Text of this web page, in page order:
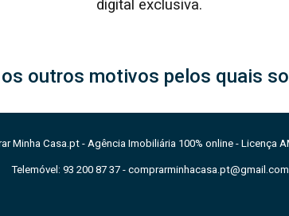
digital exclusiva.
outros motivos pelos quais
Minha Casa.pt - Agência Imobiliária 100% online -Licença
Telemóvel: 93 200 87 37 - comprarminhacasa.pt@gmail.com